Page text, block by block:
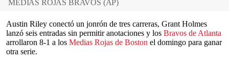
MEDIAS ROJAS BRAVOS (AP)
Austin Riley conectó un jonrón de tres carreras, Grant Holmes
lanzó seis entradas sin permitir anotaciones y los Bravos de Atlanta
arrollaron 8-1 a los Medias Rojas de Boston el domingo para ganar
otra serie.